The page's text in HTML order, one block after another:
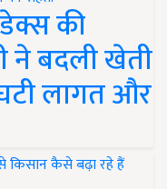
की
ने बदली खेती
लागत और